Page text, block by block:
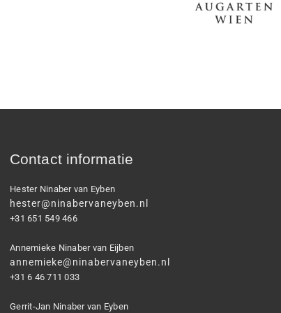
Contact informatie
Hester Ninaber van Eyben
hester@ninabervaneyben.nl
+31 651 549 466
Annemieke Ninaber van Eijben
annemieke@ninabervaneyben.nl
+31 6 46 711 033
Gerrit-Jan Ninaber van Eyben